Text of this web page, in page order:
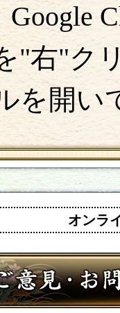
"右"ク
開い
オンラ